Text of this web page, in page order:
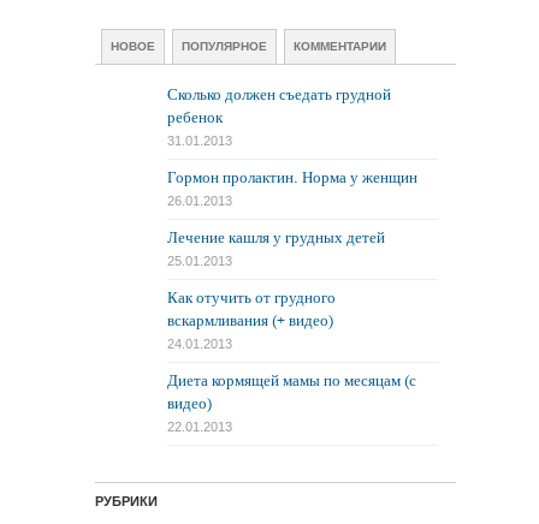
НОВОЕ ПОПУЛЯРНОЕ КОММЕНТАРИИ
Сколько должен съедать грудной
ребенок
31.01.2013
Гормон пролактин. Норма у женщин
26.01.2013
Лечение кашля у грудных детей
25.01.2013
Как отучить от грудного
вскармливания (+ видео)
24.01.2013
Диета кормящей мамы по месяцам (с
видео)
22.01.2013
РУБРИКИ